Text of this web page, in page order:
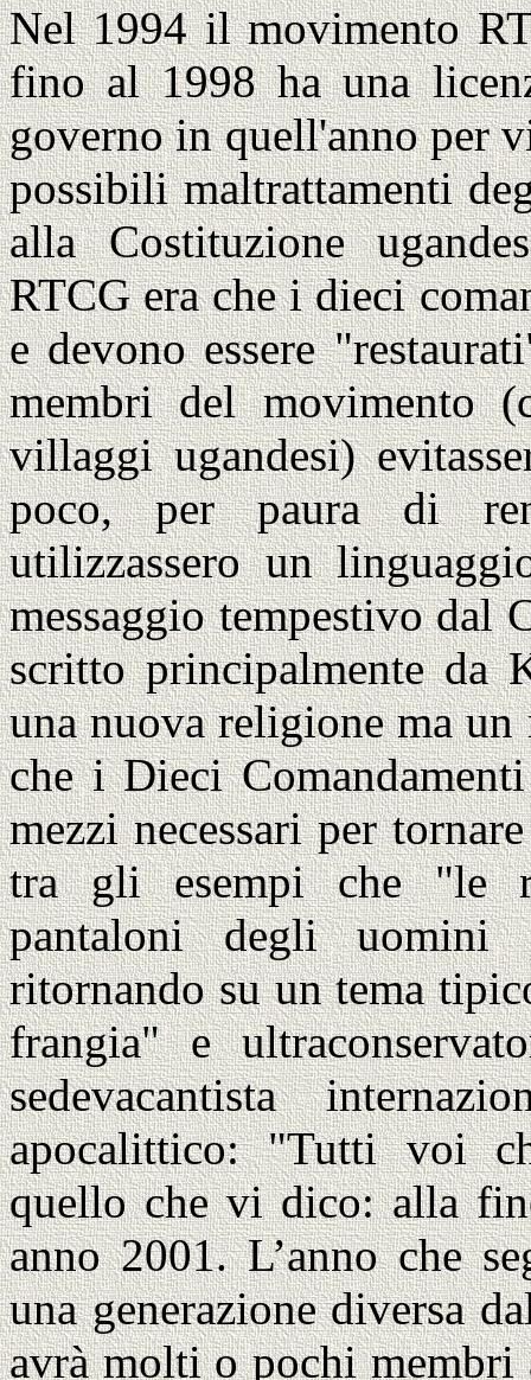
Nel 1994 il movimento
fino al 1998 ha una
governo in quell'anno per
possibili maltrattamenti
alla Costituzione
RTCG era che i dieci
e devono essere
membri del movimento
villaggi ugandesi)
poco, per paura di
utilizzassero un
messaggio tempestivo dal
scritto principalmente da
una nuova religione ma
che i Dieci
mezzi necessari per
tra gli esempi che "le
pantaloni degli
ritornando su un tema
frangia" e
sedevacantista
apocalittico: "Tutti voi
quello che vi dico: alla
anno 2001. L’anno che
una generazione diversa
avrà molti o pochi membri